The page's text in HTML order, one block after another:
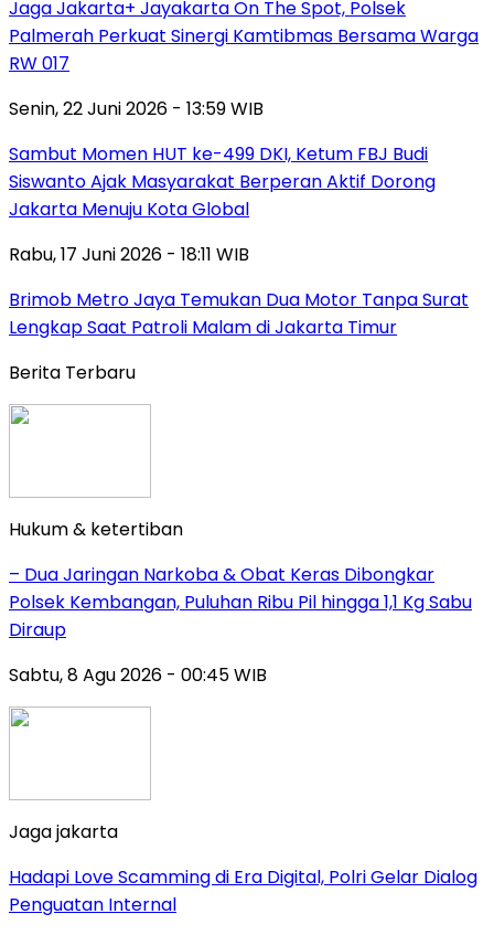
Jaga Jakarta+ Jayakarta On The Spot, Polsek
Palmerah Perkuat Sinergi Kamtibmas Bersama Warga
RW 017
Senin, 22 Juni 2026 - 13:59 WIB
Sambut Momen HUT ke-499 DKI, Ketum FBJ Budi
Siswanto Ajak Masyarakat Berperan Aktif Dorong
Jakarta Menuju Kota Global
Rabu, 17 Juni 2026 - 18:11 WIB
Brimob Metro Jaya Temukan Dua Motor Tanpa Surat
Lengkap Saat Patroli Malam di Jakarta Timur
Berita Terbaru
Hukum & ketertiban
– Dua Jaringan Narkoba & Obat Keras Dibongkar
Polsek Kembangan, Puluhan Ribu Pil hingga 1,1 Kg Sabu
Diraup
Sabtu, 8 Agu 2026 - 00:45 WIB
Jaga jakarta
Hadapi Love Scamming di Era Digital, Polri Gelar Dialog
Penguatan Internal